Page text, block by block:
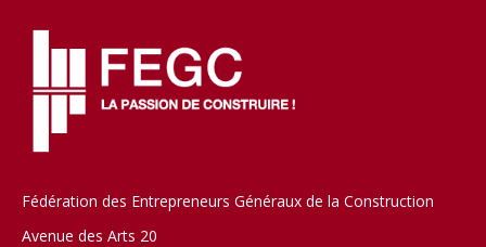
Fédération des Entrepreneurs Généraux de la Construction
Avenue des Arts 20